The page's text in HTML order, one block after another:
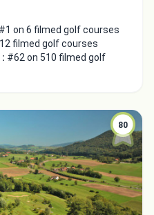
#1 on 6 filmed golf courses
filmed golf courses
#62 on 510 filmed golf
80